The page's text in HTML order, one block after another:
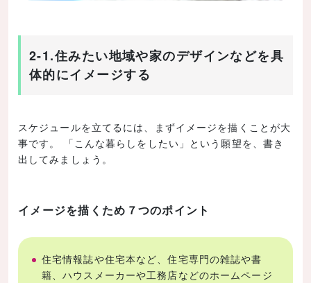
2-1.住みたい地域や家のデザインなどを具
体的にイメージする
スケジュールを立てるには、まずイメージを描くことが大
事です。 「こんな暮らしをしたい」という願望を、書き
出してみましょう。
イメージを描くため７つのポイント
住宅情報誌や住宅本など、住宅専門の雑誌や書
籍、ハウスメーカーや工務店などのホームページ